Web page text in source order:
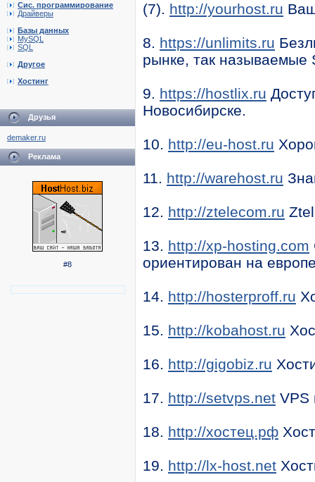
Сис. программирование
Драйверы
Базы данных
MySQL
SQL
Другое
Хостинг
Друзья
demaker.ru
Реклама
#8
(7). http://yourhost.ru
8. https://unlimits.ru
рынке, так называемые
9. https://hostlix.ru
Новосибирске.
10. http://eu-host.ru
11. http://warehost.ru
12. http://ztelecom.ru
13. http://xp-hosting.com
ориентирован на
14. http://hosterproff.ru
15. http://kobahost.ru
16. http://gigobiz.ru
17. http://setvps.net VPS
18. http://хостец.рф
19. http://lx-host.net